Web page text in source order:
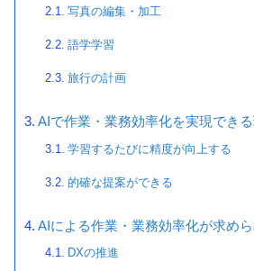
写真の編集・加工
語学学習
旅行の計画
AIで作業・業務効率化を実現でき
学習するたびに精度が向上する
的確な提案ができる
AIによる作業・業務効率化が求め
DXの推進